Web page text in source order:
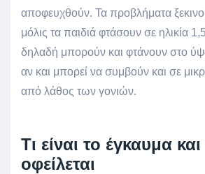
αποφευχθούν. Τα προβλήματα
μόλις τα παιδιά φτάσουν σε ηλικία
δηλαδή μπορούν και φτάνουν στο
αν και μπορεί να συμβούν και σε
από λάθος των γονιών.
Τι είναι το έγκαυμα
οφείλεται